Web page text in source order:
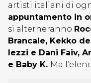
artisti italiani di
appuntamento in
si alterneranno
Brancale, Kekko
Iezzi e Dani Faiv,
e Baby K. Ma